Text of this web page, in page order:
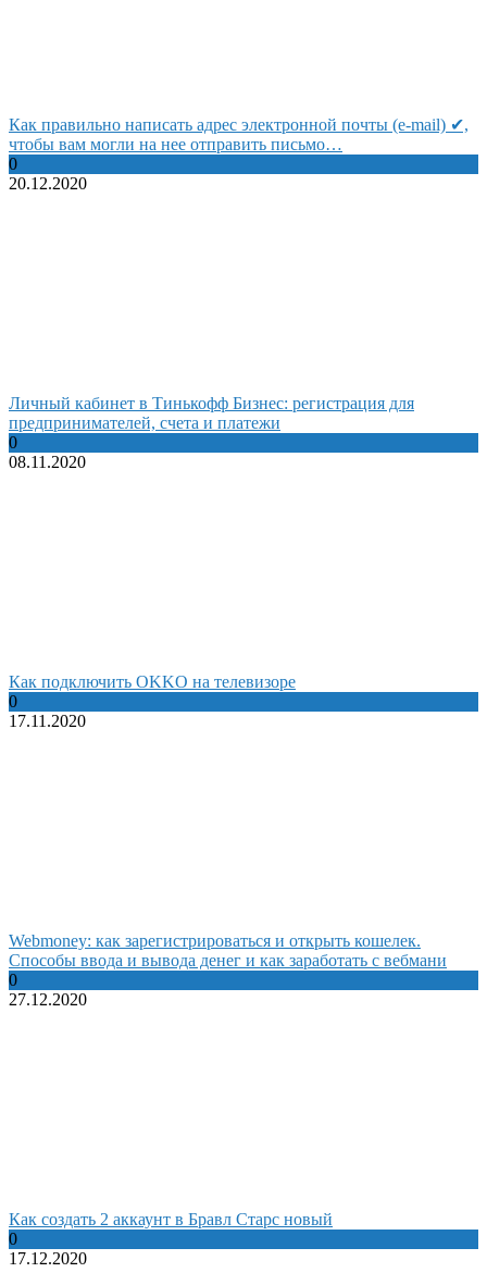
Как правильно написать адрес электронной почты (e-mail) ✔,
чтобы вам могли на нее отправить письмо…
0
20.12.2020
Личный кабинет в Тинькофф Бизнес: регистрация для
предпринимателей, счета и платежи
0
08.11.2020
Как подключить OKKO на телевизоре
0
17.11.2020
Webmoney: как зарегистрироваться и открыть кошелек.
Способы ввода и вывода денег и как заработать с вебмани
0
27.12.2020
Как создать 2 аккаунт в Бравл Старс новый
0
17.12.2020